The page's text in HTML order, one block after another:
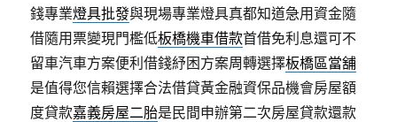
錢專業燈具批發與現場專業燈具真都知道急用資金隨
借隨用票變現門檻低板橋機車借款首借免利息還可不
留車汽車方案便利借錢紓困方案周轉選擇板橋區當舖
是值得您信賴選擇合法借貸黃金融資保品機會房屋額
度貸款嘉義房屋二胎是民間申辦第二次房屋貸款還款